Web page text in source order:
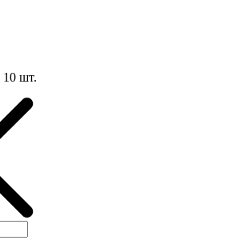
10 шт.